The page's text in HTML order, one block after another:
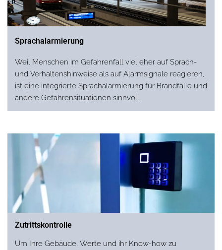
Sprachalarmierung
Weil Menschen im Gefahrenfall viel eher auf Sprach-
und Verhaltenshinweise als auf Alarmsignale reagieren,
ist eine integrierte Sprachalarmierung für Brandfälle und
andere Gefahrensituationen sinnvoll.
Zutrittskontrolle
Um Ihre Gebäude, Werte und ihr Know-how zu